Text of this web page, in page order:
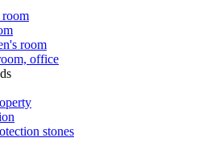
room
office
stones